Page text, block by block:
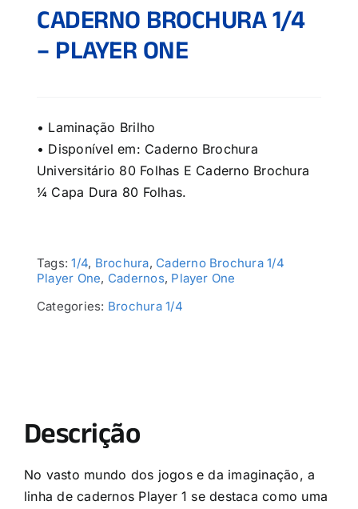
CADERNO BROCHURA 1/4
– PLAYER ONE
• Laminação Brilho
• Disponível em: Caderno Brochura
Universitário 80 Folhas E Caderno Brochura
¼ Capa Dura 80 Folhas.
Tags:1/4, Brochura, Caderno Brochura 1/4
Player One, Cadernos, Player One
Categories: Brochura 1/4
Descrição
No vasto mundo dos jogos e da imaginação, a
linha de cadernos Player 1 se destaca como uma